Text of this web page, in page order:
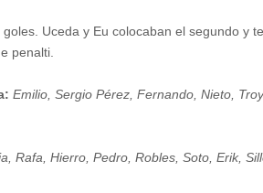
Uceda y Eu colocaban el segundo y
penalti.
Emilio, Sergio Pérez, Fernando, Nieto,
Rafa, Hierro, Pedro, Robles, Soto, Erik,